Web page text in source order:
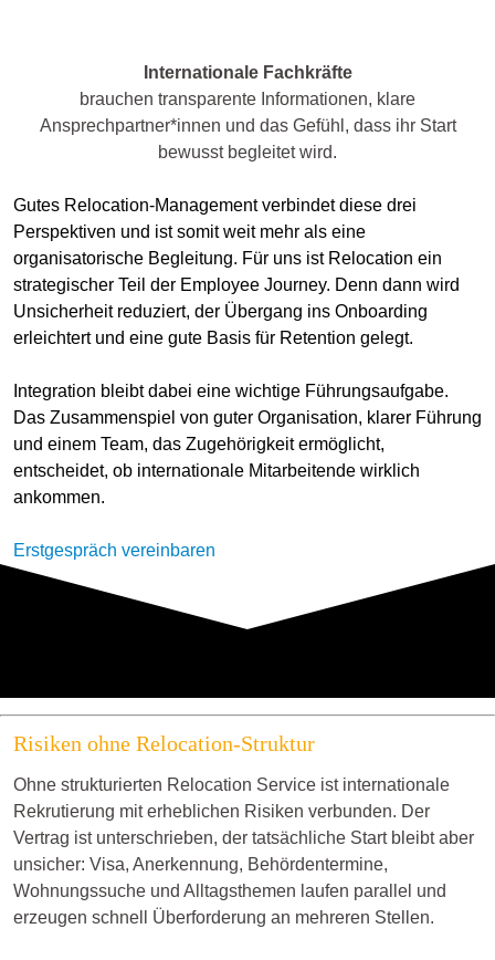
Internationale Fachkräfte
brauchen transparente Informationen, klare
Ansprechpartner*innen und das Gefühl, dass ihr Start
bewusst begleitet wird.
Gutes Relocation-Management verbindet diese drei
Perspektiven und ist somit weit mehr als eine
organisatorische Begleitung. Für uns ist Relocation ein
strategischer Teil der Employee Journey. Denn dann wird
Unsicherheit reduziert, der Übergang ins Onboarding
erleichtert und eine gute Basis für Retention gelegt.
Integration bleibt dabei eine wichtige Führungsaufgabe.
Das Zusammenspiel von guter Organisation, klarer Führung
und einem Team, das Zugehörigkeit ermöglicht,
entscheidet, ob internationale Mitarbeitende wirklich
ankommen.
Erstgespräch vereinbaren
Risiken ohne Relocation-Struktur
Ohne strukturierten Relocation Service ist internationale
Rekrutierung mit erheblichen Risiken verbunden. Der
Vertrag ist unterschrieben, der tatsächliche Start bleibt aber
unsicher: Visa, Anerkennung, Behördentermine,
Wohnungssuche und Alltagsthemen laufen parallel und
erzeugen schnell Überforderung an mehreren Stellen.